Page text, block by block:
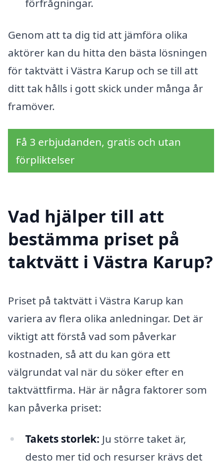
förfrågningar.
Genom att ta dig tid att jämföra olika
aktörer kan du hitta den bästa lösningen
för taktvätt i Västra Karup och se till att
ditt tak hålls i gott skick under många år
framöver.
Få 3 erbjudanden, gratis och utan
förpliktelser
Vad hjälper till att
bestämma priset på
taktvätt i Västra Karup?
Priset på taktvätt i Västra Karup kan
variera av flera olika anledningar. Det är
viktigt att förstå vad som påverkar
kostnaden, så att du kan göra ett
välgrundat val när du söker efter en
taktvättfirma. Här är några faktorer som
kan påverka priset:
Takets storlek: Ju större taket är,
desto mer tid och resurser krävs det